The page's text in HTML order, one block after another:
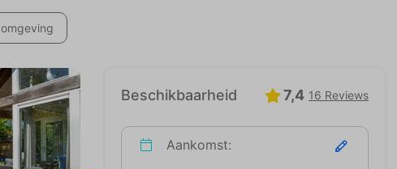
Beschikbaarheid 7,4 16 Reviews
Aankomst: